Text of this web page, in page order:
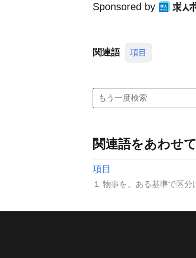
Sponsored by
関連語 項目
関連語をあわせ
項目
１ 物事を、ある基準で区